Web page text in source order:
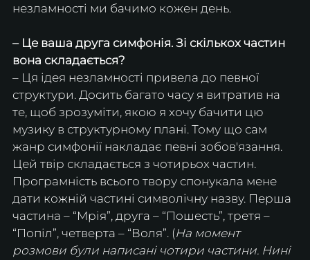
незламності ми бачимо кожен день.
– Це ваша друга симфонія. Зі скількох частин
вона складається?
– Ця ідея незламності привела до певної
структури. Досить багато часу я витратив на
те, щоб зрозуміти, якою я хочу бачити цю
музику в структурному плані. Тому що сам
жанр симфонії накладає певні зобов'язання.
Цей твір складається з чотирьох частин.
Програмність всього твору спонукала мене
дати кожній частині символічну назву. Перша
частина – “Мрія”, друга – “Пошесть”, третя –
“Попіл”, четверта – “Воля”. (На момент
розмови були написані чотири частини. Нині